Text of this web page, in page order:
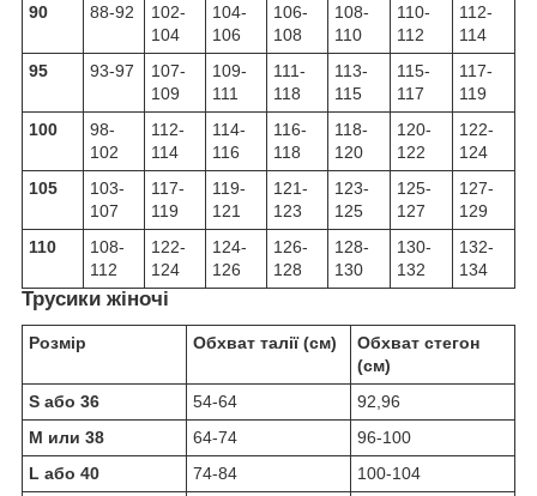
90
88-92
102-
104
104-
106
106-
108
108-
110
110-
112
112-
114
95
93-97
107-
109
109-
111
111-
118
113-
115
115-
117
117-
119
100
98-
102
112-
114
114-
116
116-
118
118-
120
120-
122
122-
124
105
103-
107
117-
119
119-
121
121-
123
123-
125
125-
127
127-
129
110
108-
112
122-
124
124-
126
126-
128
128-
130
130-
132
132-
134
Трусики жіночі
Розмір Обхват талії (см)
Обхват стегон
(см)
S або 36
54-64
92,96
M или 38
64-74
96-100
L або 40
74-84
100-104